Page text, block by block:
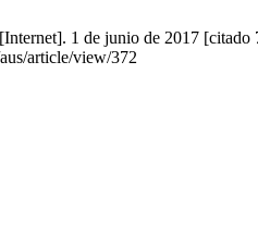
1 de junio de 2017 [citado
article/view/372